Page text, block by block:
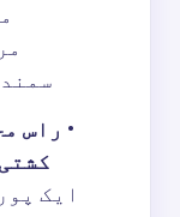
• راس
ایک